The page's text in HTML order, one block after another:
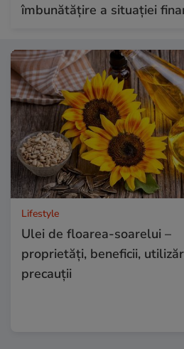
îmbunătățire a situației
Lifestyle
Ulei de floarea-soarelui –
proprietăţi, beneficii,
precauţii